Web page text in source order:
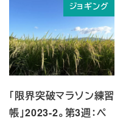
ジョギング
「限界突破マラソン練習
帳」2023-2。第3週：ペ